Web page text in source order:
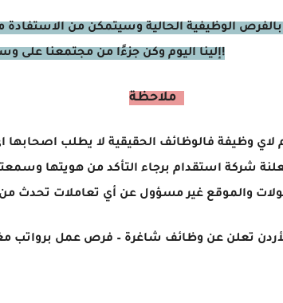
الوظيفية الحالية وسيتمكن من الاستفادة
إلينا اليوم وكن جزءًا من مجتمعنا على وسائل التواصل الاجتماعي!
شركة استقدام برجاء التأكد من هويتها
والموقع غير مسؤول عن أي تعاملات تحدث
تعلن عن وظائف شاغرة – فرص عمل برواتب